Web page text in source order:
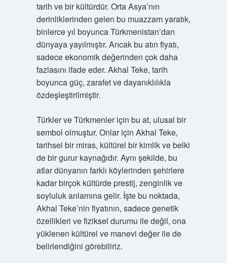
tarih ve bir kültürdür. Orta Asya’nın
derinliklerinden gelen bu muazzam yaratık,
binlerce yıl boyunca Türkmenistan’dan
dünyaya yayılmıştır. Ancak bu atın fiyatı,
sadece ekonomik değerinden çok daha
fazlasını ifade eder. Akhal Teke, tarih
boyunca güç, zarafet ve dayanıklılıkla
özdeşleştirilmiştir.
Türkler ve Türkmenler için bu at, ulusal bir
sembol olmuştur. Onlar için Akhal Teke,
tarihsel bir miras, kültürel bir kimlik ve belki
de bir gurur kaynağıdır. Aynı şekilde, bu
atlar dünyanın farklı köylerinden şehirlere
kadar birçok kültürde prestij, zenginlik ve
soyluluk anlamına gelir. İşte bu noktada,
Akhal Teke’nin fiyatının, sadece genetik
özellikleri ve fiziksel durumu ile değil, ona
yüklenen kültürel ve manevi değer ile de
belirlendiğini görebiliriz.